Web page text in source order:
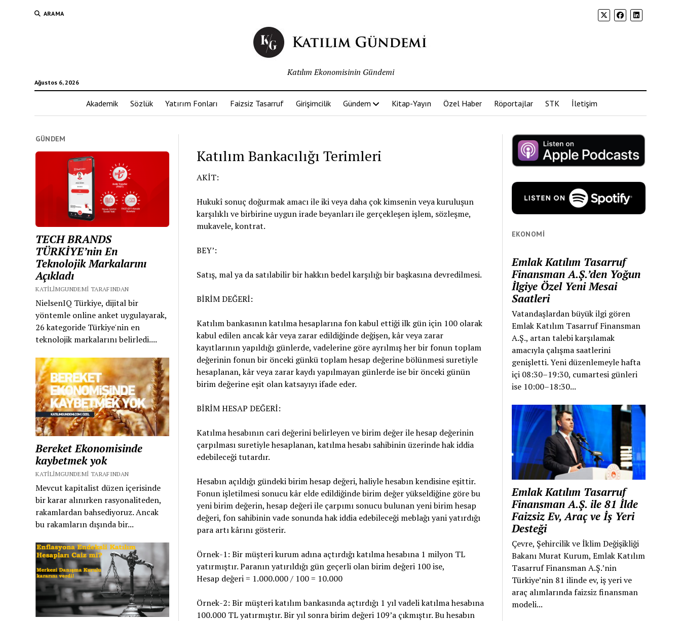
ARAMA
Ağustos 6, 2026
Katılım Ekonomisinin Gündemi
Akademik Sözlük Yatırım Fonları Faizsiz Tasarruf Girişimcilik Gündem Kitap-Yayın Özel Haber Röportajlar STK İletişim
GÜNDEM
TECH BRANDS
TÜRKİYE’nin En
Teknolojik Markalarını
Açıkladı
KATILIMGUNDEMI TARAFINDAN
NielsenIQ Türkiye, dijital bir
yöntemle online anket uygulayarak,
26 kategoride Türkiye'nin en
teknolojik markalarını belirledi....
Bereket Ekonomisinde
kaybetmek yok
KATILIMGUNDEMI TARAFINDAN
Mevcut kapitalist düzen içerisinde
bir karar alınırken rasyonaliteden,
rakamlardan bahsediyoruz. Ancak
bu rakamların dışında bir...
Katılım Bankacılığı Terimleri
AKİT:
Hukukî sonuç doğurmak amacı ile iki veya daha çok kimsenin veya kuruluşun
karşılıklı ve birbirine uygun irade beyanları ile gerçekleşen işlem, sözleşme,
mukavele, kontrat.
BEY’:
Satış, mal ya da satılabilir bir hakkın bedel karşılığı bir başkasına devredilmesi.
BİRİM DEĞERİ:
Katılım bankasının katılma hesaplarına fon kabul ettiği ilk gün için 100 olarak
kabul edilen ancak kâr veya zarar edildiğinde değişen, kâr veya zarar
kayıtlarının yapıldığı günlerde, vadelerine göre ayrılmış her bir fonun toplam
değerinin fonun bir önceki günkü toplam hesap değerine bölünmesi suretiyle
hesaplanan, kâr veya zarar kaydı yapılmayan günlerde ise bir önceki günün
birim değerine eşit olan katsayıyı ifade eder.
BİRİM HESAP DEĞERİ:
Katılma hesabının cari değerini belirleyen ve birim değer ile hesap değerinin
çarpılması suretiyle hesaplanan, katılma hesabı sahibinin üzerinde hak iddia
edebileceği tutardır.
Hesabın açıldığı gündeki birim hesap değeri, haliyle hesabın kendisine eşittir.
Fonun işletilmesi sonucu kâr elde edildiğinde birim değer yükseldiğine göre bu
yeni birim değerin, hesap değeri ile çarpımı sonucu bulunan yeni birim hesap
değeri, fon sahibinin vade sonunda hak iddia edebileceği meblağı yani yatırdığı
para artı kârını gösterir.
Örnek-1: Bir müşteri kurum adına açtırdığı katılma hesabına 1 milyon TL
yatırmıştır. Paranın yatırıldığı gün geçerli olan birim değeri 100 ise,
Hesap değeri = 1.000.000 / 100 = 10.000
Örnek-2: Bir müşteri katılım bankasında açtırdığı 1 yıl vadeli katılma hesabına
100.000 TL yatırmıştır. Bir yıl sonra birim değeri 109’a çıkmıştır. Bu hesabın
EKONOMI
Emlak Katılım Tasarruf
Finansman A.Ş.’den Yoğun
İlgiye Özel Yeni Mesai
Saatleri
Vatandaşlardan büyük ilgi gören
Emlak Katılım Tasarruf Finansman
A.Ş., artan talebi karşılamak
amacıyla çalışma saatlerini
genişletti. Yeni düzenlemeyle hafta
içi 08:30–19:30, cumartesi günleri
ise 10:00–18:30...
Emlak Katılım Tasarruf
Finansman A.Ş. ile 81 İlde
Faizsiz Ev, Araç ve İş Yeri
Desteği
Çevre, Şehircilik ve İklim Değişikliği
Bakanı Murat Kurum, Emlak Katılım
Tasarruf Finansman A.Ş.’nin
Türkiye’nin 81 ilinde ev, iş yeri ve
araç alımlarında faizsiz finansman
modeli...